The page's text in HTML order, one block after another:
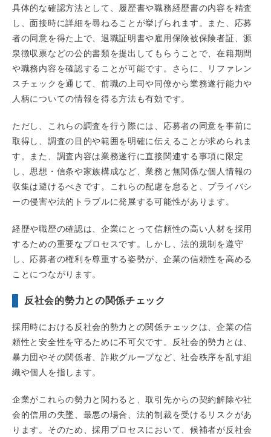
具体的な確認方法として、履歴書や職務経歴書の内容を精査
し、面接時に詳細を尋ねることが挙げられます。また、応募
者の同意を得た上で、退職証明書や雇用保険被保険者証、源
泉徴収票などの公的書類を提出してもらうことで、在籍期間
や職務内容を確認することが可能です。さらに、リファレン
スチェックを通じて、前職の上司や同僚から業務遂行能力や
人柄についての情報を得る方法も有効です。
ただし、これらの調査を行う際には、応募者の同意を事前に
取得し、調査の目的や範囲を明確に伝えることが求められま
す。また、調査内容は業務遂行に直接関連する事項に限定
し、思想・信条や家族構成など、業務と無関係な個人情報の
収集は避けるべきです。これらの配慮を怠ると、プライバシ
ーの侵害や法的トラブルに発展する可能性があります。
経歴や職歴の確認は、企業にとって信頼性の高い人材を採用
するための重要なプロセスです。しかし、法的規制を遵守
し、応募者の権利を尊重する姿勢が、企業の信頼性を高める
ことにつながります。
反社会的勢力との関係チェック
採用時における反社会的勢力との関係チェックは、企業の信
頼性と安全性を守るために不可欠です。反社会的勢力とは、
暴力団やその関係者、詐欺グループなど、社会秩序を乱す組
織や個人を指します。
企業がこれらの勢力と関わると、取引先からの契約解除や社
会的信用の失墜、最悪の場合、法的制裁を受けるリスクがあ
ります。そのため、採用プロセスにおいて、候補者が反社会